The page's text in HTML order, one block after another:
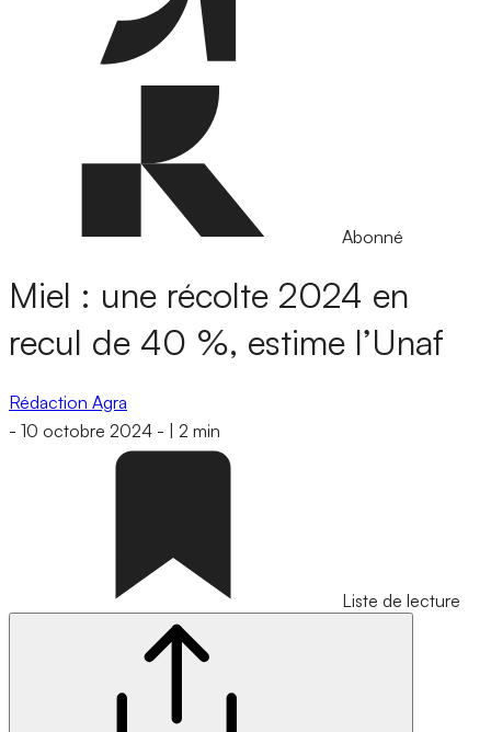
Abonné
Miel : une récolte 2024 en
recul de 40 %, estime l’Unaf
Rédaction Agra
- 10 octobre 2024 - 2 min
Liste de lecture